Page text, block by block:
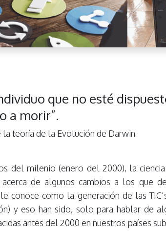
que no esté
a morir”.
la teoría de la Evolución de Darwin
del milenio (enero del 2000), la
acerca de algunos cambios a los que
conoce como la generación de las
y eso han sido, solo para hablar de
antes del 2000 en nuestros países